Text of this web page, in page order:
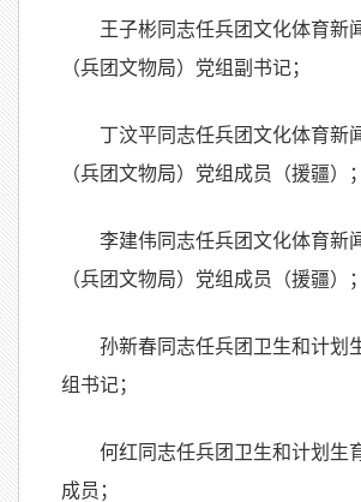
王子彬同志任兵团文化体育新
（兵团文物局）党组副书记；
丁汶平同志任兵团文化体育新
（兵团文物局）党组成员（援疆）；
李建伟同志任兵团文化体育新
（兵团文物局）党组成员（援疆）；
孙新春同志任兵团卫生和计划
组书记；
何红同志任兵团卫生和计划生
成员；